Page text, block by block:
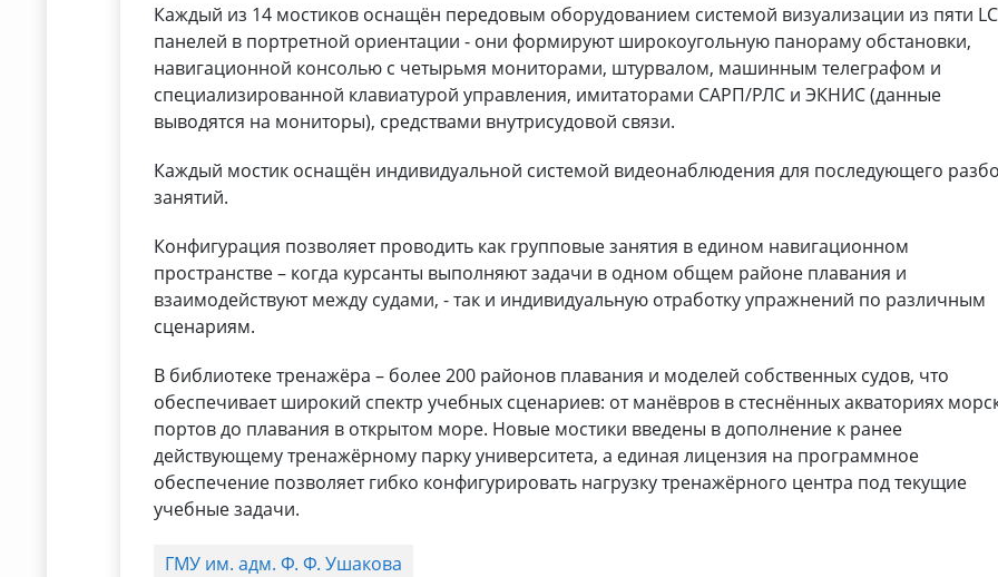
Каждый из 14 мостиков оснащён передовым оборудованием системой визуализации из пяти
панелей в портретной ориентации - они формируют широкоугольную панораму обстановки,
навигационной консолью с четырьмя мониторами, штурвалом, машинным телеграфом и
специализированной клавиатурой управления, имитаторами САРП/РЛС и ЭКНИС (данные
выводятся на мониторы), средствами внутрисудовой связи.
Каждый мостик оснащён индивидуальной системой видеонаблюдения для последующего
занятий.
Конфигурация позволяет проводить как групповые занятия в едином навигационном
пространстве – когда курсанты выполняют задачи в одном общем районе плавания и
взаимодействуют между судами, - так и индивидуальную отработку упражнений по различным
сценариям.
В библиотеке тренажёра – более 200 районов плавания и моделей собственных судов, что
обеспечивает широкий спектр учебных сценариев: от манёвров в стеснённых акваториях
портов до плавания в открытом море. Новые мостики введены в дополнение к ранее
действующему тренажёрному парку университета, а единая лицензия на программное
обеспечение позволяет гибко конфигурировать нагрузку тренажёрного центра под текущие
учебные задачи.
ГМУ им. адм. Ф. Ф. Ушакова